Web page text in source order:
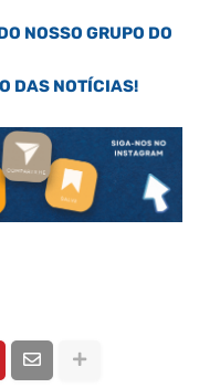
NOSSO GRUPO DO
DAS NOTÍCIAS!